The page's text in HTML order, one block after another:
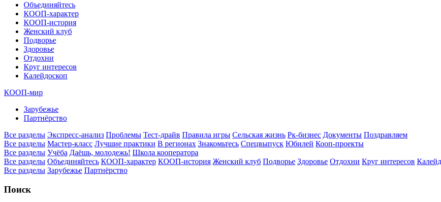
Объединяйтесь
КООП-характер
КООП-история
Женский клуб
Подворье
Здоровье
Отдохни
Круг интересов
Калейдоскоп
КООП-мир
Зарубежье
Партнёрство
Все разделы Экспресс-анализ Проблемы Тест-драйв Правила игры Сельская жизнь Рк-бизнес Документы Поздравляем
Все разделы Мастер-класс Лучшие практики В регионах Знакомьтесь Спецвыпуск Юбилей Кооп-проекты
Все разделы Учёба Даёшь, молодежь! Школа кооператора
Все разделы Объединяйтесь КООП-характер КООП-история Женский клуб Подворье Здоровье Отдохни Круг интересов
Все разделы Зарубежье Партнёрство
Поиск